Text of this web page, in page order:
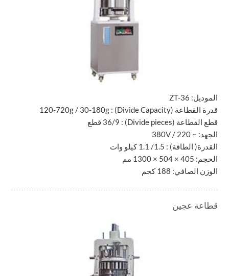
الموديل: ZT-36
قدرة القطاعة (Divide Capacity)
:
30-180g
/
120-720g
قطع القطاعة (Divide pieces) : 36/9 قطع
الجهد: ~ 220 / 380V
القدرة( الطاقة) : 1.5/ 1.1 كيلو وات
الحجم: 405 × 504 × 1300 مم
الوزن الصافي: 188 كجم
قطاعة عجين